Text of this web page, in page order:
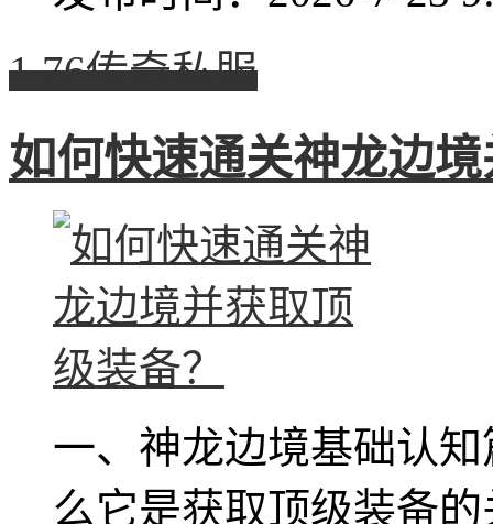
1.76传奇私服
如何快速通关神龙边
一、神龙边境基础认
么它是获取顶级装备